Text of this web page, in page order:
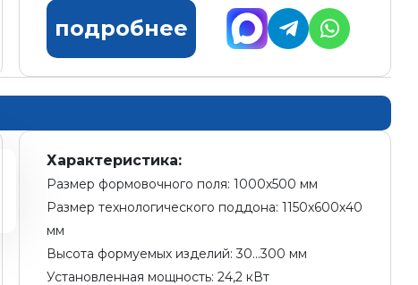
подробнее
Характеристика:
Размер формовочного поля: 1000х500 мм
Размер технологического поддона: 1150х600х40
мм
Высота формуемых изделий: 30...300 мм
Установленная мощность: 24,2 кВт